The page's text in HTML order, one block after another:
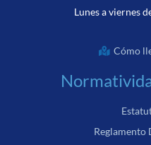
Lunes a viernes
Cómo
Reglamento